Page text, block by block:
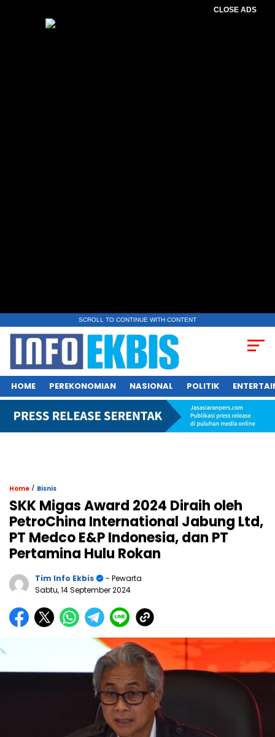
CLOSE ADS
SCROLL TO CONTINUE WITH CONTENT
HOME PEREKONOMIAN NASIONAL POLITIK
Home / Bisnis
SKK Migas Award 2024 Diraih oleh
PetroChina International Jabung Ltd,
PT Medco E&P Indonesia, dan PT
Pertamina Hulu Rokan
Tim Info Ekbis
- Pewarta
Sabtu, 14 September 2024